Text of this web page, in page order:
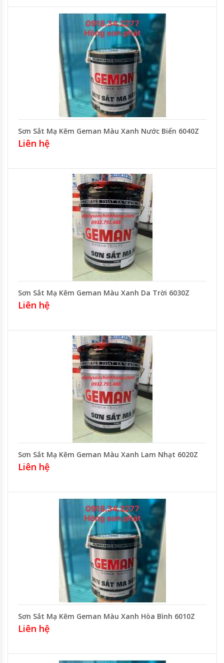
Sơn Sắt Mạ Kẽm Geman Màu Xanh Nước Biển 6040Z
Liên hệ
Sơn Sắt Mạ Kẽm Geman Màu Xanh Da Trời 6030Z
Liên hệ
Sơn Sắt Mạ Kẽm Geman Màu Xanh Lam Nhạt 6020Z
Liên hệ
Sơn Sắt Mạ Kẽm Geman Màu Xanh Hòa Bình 6010Z
Liên hệ